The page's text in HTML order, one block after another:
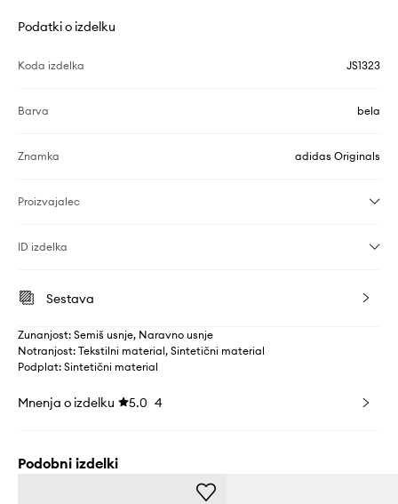
Podatki o izdelku
Koda izdelka JS1323
Barva bela
Znamka adidas Originals
Proizvajalec
ID izdelka
Sestava
Zunanjost: Semiš usnje, Naravno usnje
Notranjost: Tekstilni material, Sintetični material
Podplat: Sintetični material
Mnenja o izdelku 5.0 4
Podobni izdelki